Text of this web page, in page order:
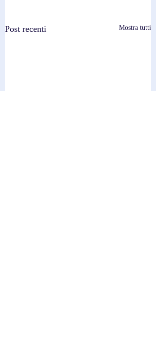
Post recenti Mostra tutti